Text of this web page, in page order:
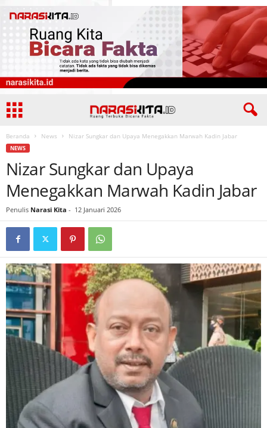
Beranda News Nizar Sungkar dan Upaya Menegakkan Marwah Kadin Jabar
NEWS
Nizar Sungkar dan Upaya
Menegakkan Marwah Kadin Jabar
Penulis Narasi Kita - 12 Januari 2026